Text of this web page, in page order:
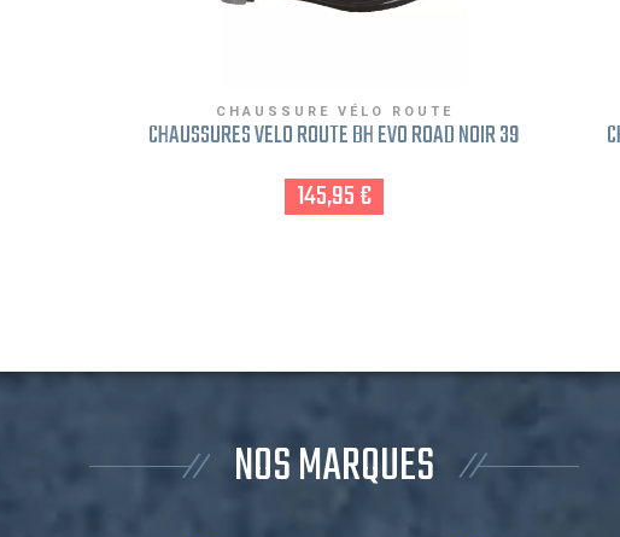
CHAUSSURE VÉLO ROUTE
CHAUSSURES VÉLO ROUTE BH EVO ROAD NOIR 39
145,95 €
NOS MARQUES